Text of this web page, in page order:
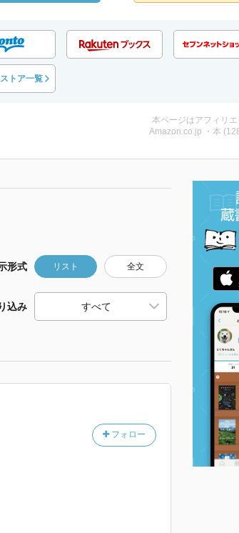
トア一覧
本ページはアフィリ
Amazon.co.jp ・本
形式 リスト 全文
込み
フォロー